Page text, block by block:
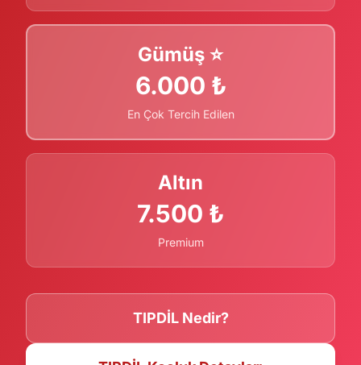
Gümüş ⭐
6.000 ₺
En Çok Tercih Edilen
Altın
7.500 ₺
Premium
TIPDİL Nedir?